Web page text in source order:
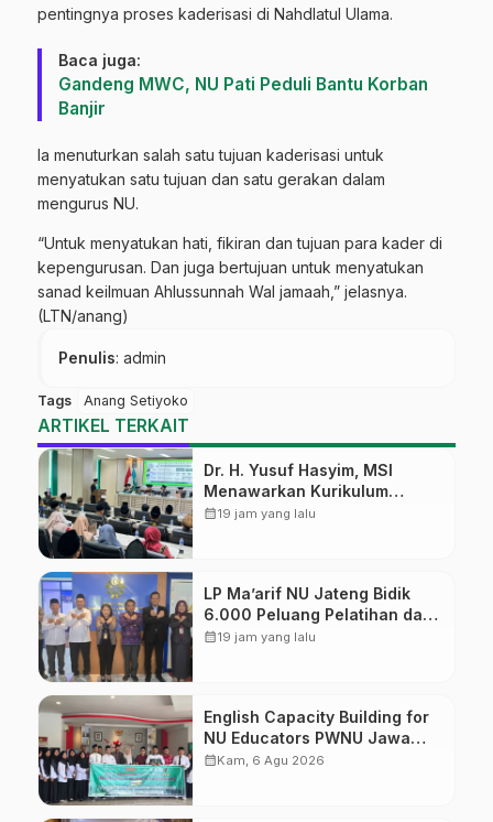
pentingnya proses kaderisasi di Nahdlatul Ulama.
Baca juga:
Gandeng MWC, NU Pati Peduli Bantu Korban
Banjir
Ia menuturkan salah satu tujuan kaderisasi untuk
menyatukan satu tujuan dan satu gerakan dalam
mengurus NU.
“Untuk menyatukan hati, fikiran dan tujuan para kader di
kepengurusan. Dan juga bertujuan untuk menyatukan
sanad keilmuan Ahlussunnah Wal jamaah,” jelasnya.
(LTN/anang)
Penulis: admin
Tags Anang Setiyoko
ARTIKEL TERKAIT
Dr. H. Yusuf Hasyim, MSI
Menawarkan Kurikulum
Diversifikasi, Harapan Baru
calendar_month19 jam yang lalu
LP Ma’arif NU Jateng Bidik
6.000 Peluang Pelatihan dan
Sertifikasi bagi Lulusan SMK
calendar_month19 jam yang lalu
English Capacity Building for
NU Educators PWNU Jawa
Tengah Batch#4; Membuka
calendar_monthKam, 6 Agu 2026